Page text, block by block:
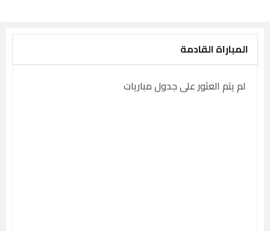
المباراة القادمة
لم يتم العثور على جدول مباريات